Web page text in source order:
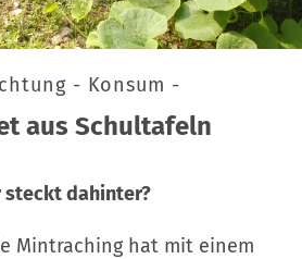
- Konsum -
aus Schultafeln
steckt dahinter?
Mintraching hat mit einem